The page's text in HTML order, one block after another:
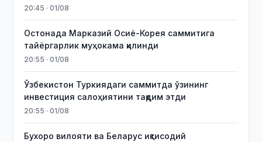
20:45 · 01/08
Остонада Марказий Осиё-Корея саммитига
тайёргарлик муҳокама қилинди
20:55 · 01/08
Ўзбекистон Туркиядаги саммитда ўзининг
инвестиция салоҳиятини тақдим этди
20:55 · 01/08
Бухоро вилояти ва Беларус иқтисодий